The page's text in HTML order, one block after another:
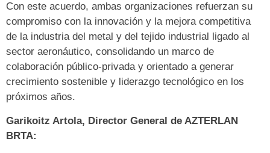
Con este acuerdo, ambas organizaciones refuerzan su
compromiso con la innovación y la mejora competitiva
de la industria del metal y del tejido industrial ligado al
sector aeronáutico, consolidando un marco de
colaboración público-privada y orientado a generar
crecimiento sostenible y liderazgo tecnológico en los
próximos años.
Garikoitz Artola, Director General de AZTERLAN
BRTA: